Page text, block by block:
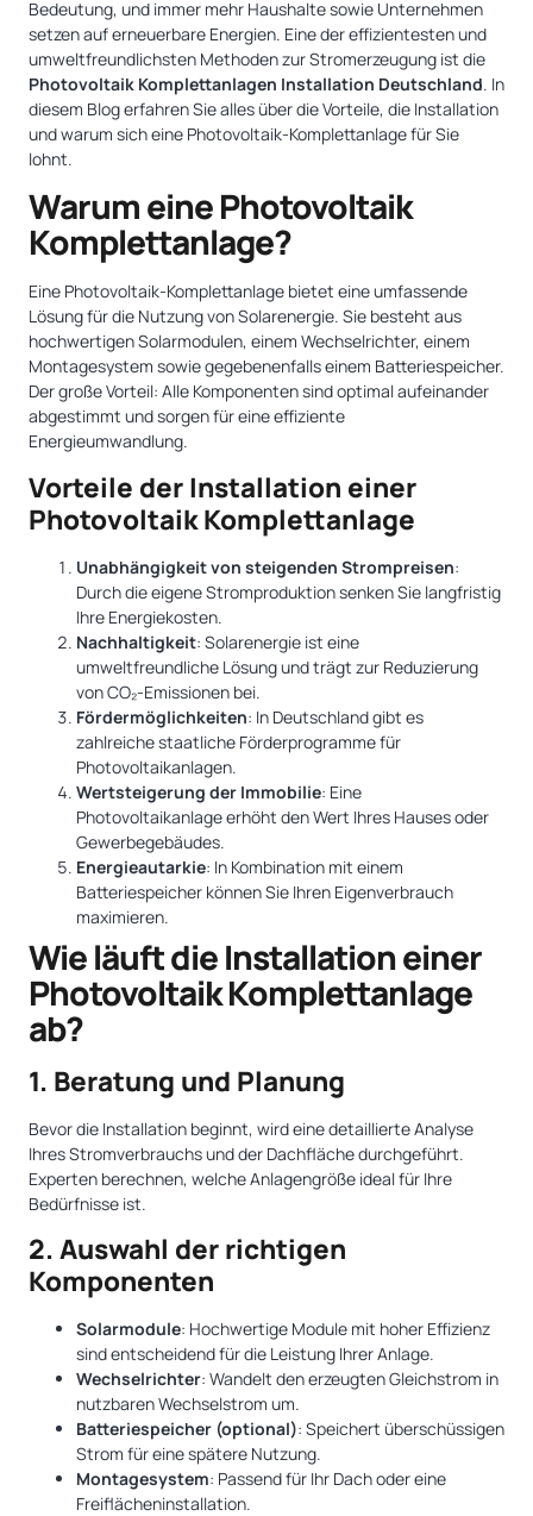
Bedeutung, und immer mehr Haushalte sowie Unternehmen
setzen auf erneuerbare Energien. Eine der effizientesten und
umweltfreundlichsten Methoden zur Stromerzeugung ist die
Photovoltaik Komplettanlagen Installation Deutschland. In
diesem Blog erfahren Sie alles über die Vorteile, die Installation
und warum sich eine Photovoltaik-Komplettanlage für Sie
lohnt.
Warum eine Photovoltaik
Komplettanlage?
Eine Photovoltaik-Komplettanlage bietet eine umfassende
Lösung für die Nutzung von Solarenergie. Sie besteht aus
hochwertigen Solarmodulen, einem Wechselrichter, einem
Montagesystem sowie gegebenenfalls einem Batteriespeicher.
Der große Vorteil: Alle Komponenten sind optimal aufeinander
abgestimmt und sorgen für eine effiziente
Energieumwandlung.
Vorteile der Installation einer
Photovoltaik Komplettanlage
Unabhängigkeit von steigenden Strompreisen:
Durch die eigene Stromproduktion senken Sie langfristig
Ihre Energiekosten.
Nachhaltigkeit: Solarenergie ist eine
umweltfreundliche Lösung und trägt zur Reduzierung
von CO₂-Emissionen bei.
Fördermöglichkeiten: In Deutschland gibt es
zahlreiche staatliche Förderprogramme für
Photovoltaikanlagen.
Wertsteigerung der Immobilie: Eine
Photovoltaikanlage erhöht den Wert Ihres Hauses oder
Gewerbegebäudes.
Energieautarkie: In Kombination mit einem
Batteriespeicher können Sie Ihren Eigenverbrauch
maximieren.
Wie läuft die Installation einer
Photovoltaik Komplettanlage
ab?
1. Beratung und Planung
Bevor die Installation beginnt, wird eine detaillierte Analyse
Ihres Stromverbrauchs und der Dachfläche durchgeführt.
Experten berechnen, welche Anlagengröße ideal für Ihre
Bedürfnisse ist.
2. Auswahl der richtigen
Komponenten
Solarmodule: Hochwertige Module mit hoher Effizienz
sind entscheidend für die Leistung Ihrer Anlage.
Wechselrichter: Wandelt den erzeugten Gleichstrom in
nutzbaren Wechselstrom um.
Batteriespeicher (optional): Speichert überschüssigen
Strom für eine spätere Nutzung.
Montagesystem: Passend für Ihr Dach oder eine
Freiflächeninstallation.